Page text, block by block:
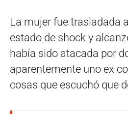
La mujer fue trasladada
estado de shock y
había sido atacada por
aparentemente uno ex
cosas que escuchó que